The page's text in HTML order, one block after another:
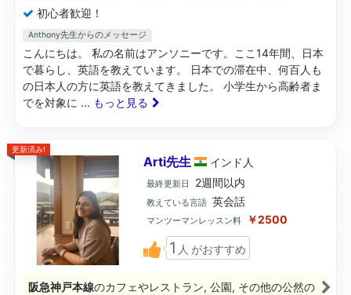
初心者歓迎！
Anthony先生からのメッセージ
こんにちは。 私の名前はアンソニーです。ここ14年間、日本
で暮らし、英語を教えています。 日本での滞在中、何百人も
の日本人の方に英語を教えてきました。 小学生から高齢者ま
でを対象に ... もっと見る
更新済み!
Arti先生 インド 人
最終更新日 2週間以内
教えている言語 英会話
マンツーマンレッスン料 ￥2500
1 人 がおすすめ
阪急神戸本線のカフェやレストラン, 公園, その他の公然の